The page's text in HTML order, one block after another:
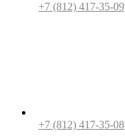
+7 (812) 417-35-09
+7 (812) 417-35-08